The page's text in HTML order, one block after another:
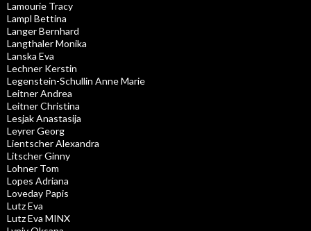
Lamourie Tracy
Lampl Bettina
Langer Bernhard
Langthaler Monika
Lanska Eva
Lechner Kerstin
Legenstein-Schullin Anne Marie
Leitner Andrea
Leitner Christina
Lesjak Anastasija
Leyrer Georg
Lientscher Alexandra
Litscher Ginny
Lohner Tom
Lopes Adriana
Loveday Papis
Lutz Eva
Lutz Eva MINX